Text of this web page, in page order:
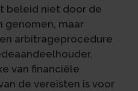
beleid niet door de
genomen, maar
arbitrageprocedure
van financiële
de vereisten is voor